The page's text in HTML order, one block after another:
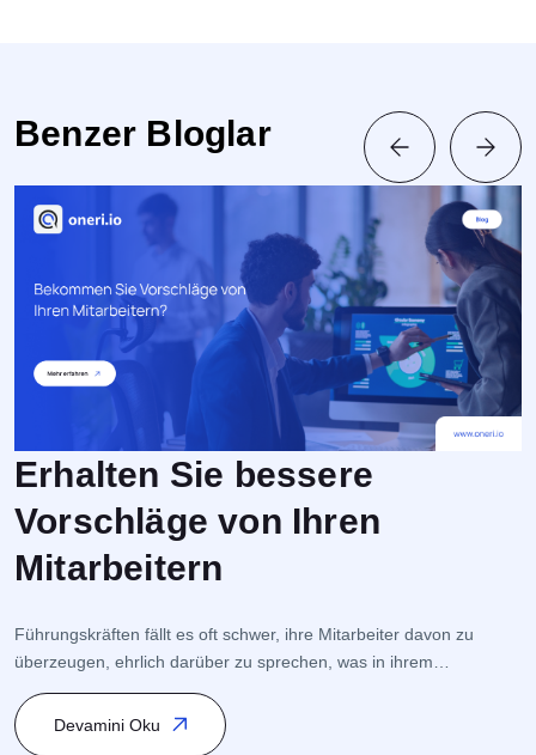
Benzer Bloglar
Erhalten Sie bessere
Vorschläge von Ihren
Mitarbeitern
Führungskräften fällt es oft schwer, ihre Mitarbeiter davon zu
überzeugen, ehrlich darüber zu sprechen, was in ihrem
Unternehmen wirklich vor sich geht. Mitarbeiter fühlen sich oft sehr
unwohl, wenn sie ihren Führungskräften gegenüber Vorschläge
machen – vor allem, wenn sie glauben, dass dies ihren Ruf oder
Devamini Oku